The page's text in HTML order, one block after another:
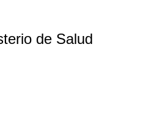
de Salud